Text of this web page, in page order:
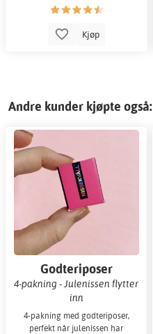
Kjøp
Andre kunder kjøpte også:
Godteriposer
4-pakning - Julenissen flytter
inn
4-pakning med godteriposer,
perfekt når julenissen har